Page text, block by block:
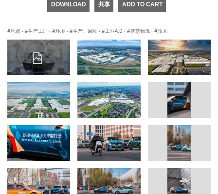
DOWNLOAD 共享 ADD TO CART
地点 · 生产工厂 · 环境 · 生产、回收 · 工业4.0 · 智慧物流 · 技术